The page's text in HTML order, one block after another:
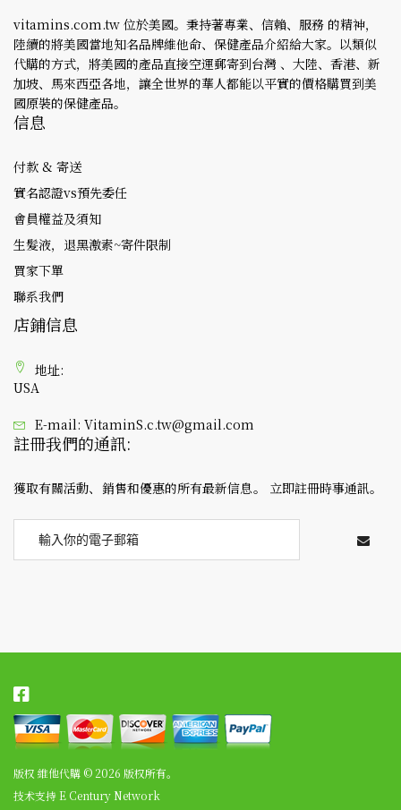
vitamins.com.tw 位於美國。秉持著專業、信賴、服務 的精神，
陸續的將美國當地知名品牌維他命、保健產品介紹給大家。以類似
代購的方式，將美國的產品直接空運郵寄到台灣 、大陸、香港、新
加坡、馬來西亞各地，讓全世界的華人都能以平實的價格購買到美
國原裝的保健產品。
信息
付款 & 寄送
實名認證vs預先委任
會員權益及須知
生髮液，退黑激素~寄件限制
買家下單
聯系我們
店鋪信息
地址:
USA
E-mail: VitaminS.c.tw@gmail.com
註冊我們的通訊:
獲取有關活動、銷售和優惠的所有最新信息。 立即註冊時事通訊。
版权 維他代購 © 2026 版权所有。
技术支持E Century Network